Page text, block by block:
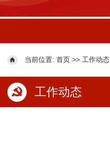
当前位置: 首页 >> 工作动态
工作动态